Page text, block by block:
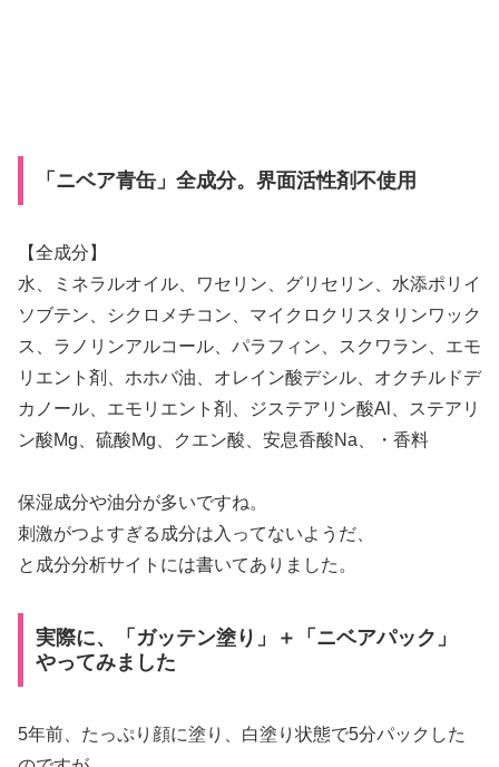
「ニベア青缶」全成分。界面活性剤不使用
【全成分】
水、ミネラルオイル、ワセリン、グリセリン、水添ポリイ
ソブテン、シクロメチコン、マイクロクリスタリンワック
ス、ラノリンアルコール、パラフィン、スクワラン、エモ
リエント剤、ホホバ油、オレイン酸デシル、オクチルドデ
カノール、エモリエント剤、ジステアリン酸Al、ステアリ
ン酸Mg、硫酸Mg、クエン酸、安息香酸Na、・香料
保湿成分や油分が多いですね。
刺激がつよすぎる成分は入ってないようだ、
と成分分析サイトには書いてありました。
実際に、「ガッテン塗り」＋「ニベアパック」
やってみました
5年前、たっぷり顔に塗り、白塗り状態で5分パックした